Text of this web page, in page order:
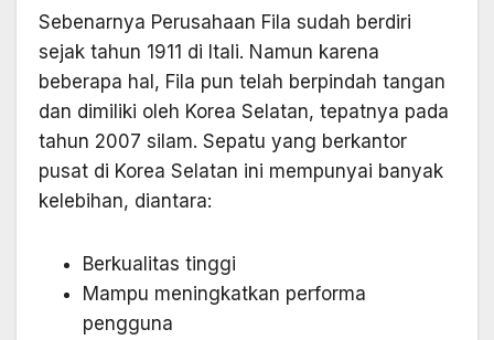
Sebenarnya Perusahaan Fila sudah berdiri
sejak tahun 1911 di Itali. Namun karena
beberapa hal, Fila pun telah berpindah tangan
dan dimiliki oleh Korea Selatan, tepatnya pada
tahun 2007 silam. Sepatu yang berkantor
pusat di Korea Selatan ini mempunyai banyak
kelebihan, diantara:
Berkualitas tinggi
Mampu meningkatkan performa
pengguna